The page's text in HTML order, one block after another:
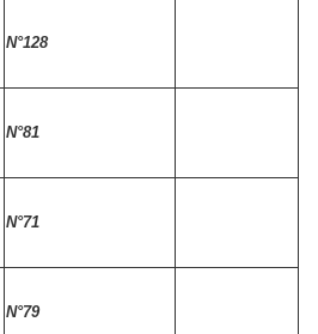
N°128
N°81
N°71
N°79